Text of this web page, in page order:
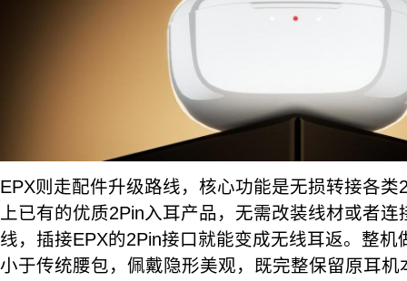
EPX则走配件升级路线，核心功能是无损转接各类
上已有的优质2Pin入耳产品，无需改装线材或者
线，插接EPX的2Pin接口就能变成无线耳返。整机
小于传统腰包，佩戴隐形美观，既完整保留原耳